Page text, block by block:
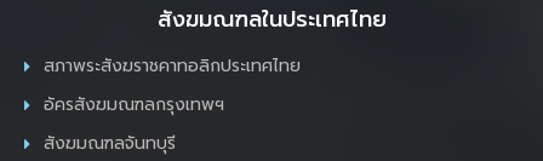
สังฆมณฑลในประเทศไทย
สภาพระสังฆราชคาทอลิกประเทศไทย
อัครสังฆมณฑลกรุงเทพฯ
สังฆมณฑลจันทบุรี